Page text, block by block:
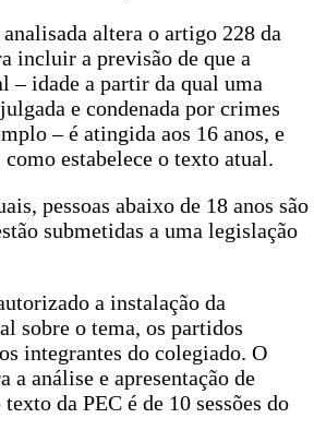
altera o artigo 228 da
incluir a previsão de que a
– idade a partir da qual uma
e condenada por crimes
– é atingida aos 16 anos, e
como estabelece o texto atual.
pessoas abaixo de 18 anos são
submetidas a uma legislação
a instalação da
sobre o tema, os partidos
integrantes do colegiado. O
a análise e apresentação de
da PEC é de 10 sessões do